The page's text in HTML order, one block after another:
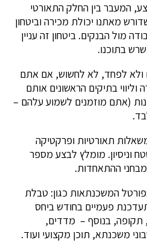
המעבר בין החלק התאורטי
מאתנו יכולת מכירה וביטחון
מול הבנקים. ביטחון זה עניין
בתוכנו.
ולא לפחד, לא לחשוש, אם אתם
בתיקים הראשונים אותם
(אתם מוזמנים לשמוע עלהם –
תאורטיות ופרקטיקה
וניסיון. מומלץ לבצע מספר
ההתאחדות.
המשכנתאות כגון: טבלת
פעמיים בחודש ביחס
תקופה, בנוסף – מדדים,
משכנתא, תוכן מקצועי ועוד.